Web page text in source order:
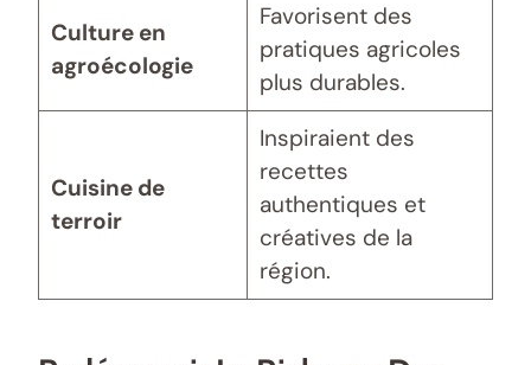
Culture en
agroécologie
Favorisent des
pratiques agricoles
plus durables.
Cuisine de
terroir
Inspiraient des
recettes
authentiques et
créatives de la
région.